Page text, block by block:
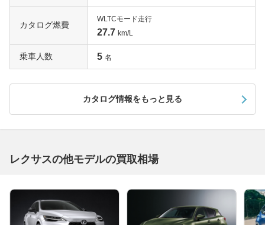
カタログ燃費
WLTCモード走行
27.7 km/L
乗車人数 5 名
カタログ情報をもっと見る
レクサスの他モデルの買取相場